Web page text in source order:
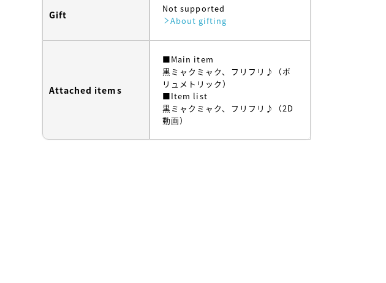
Gift
Not supported
About gifting
Attached items
■Main item
黒ミャクミャク、フリフリ♪（ボ
リュメトリック）
■Item list
黒ミャクミャク、フリフリ♪（2D
動画）